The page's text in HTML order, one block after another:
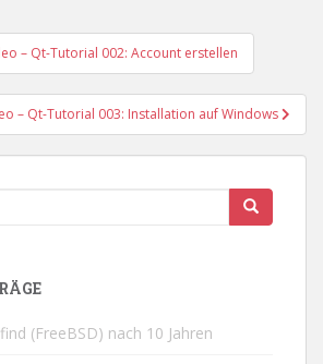
– Qt-Tutorial 002: Account erstellen
– Qt-Tutorial 003: Installation auf Windows
(FreeBSD) nach 10 Jahren